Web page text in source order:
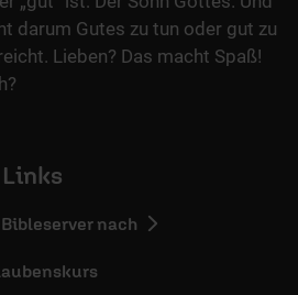
darum Gutes zu tun oder gut zu
Lieben? Das macht Spaß!
nach